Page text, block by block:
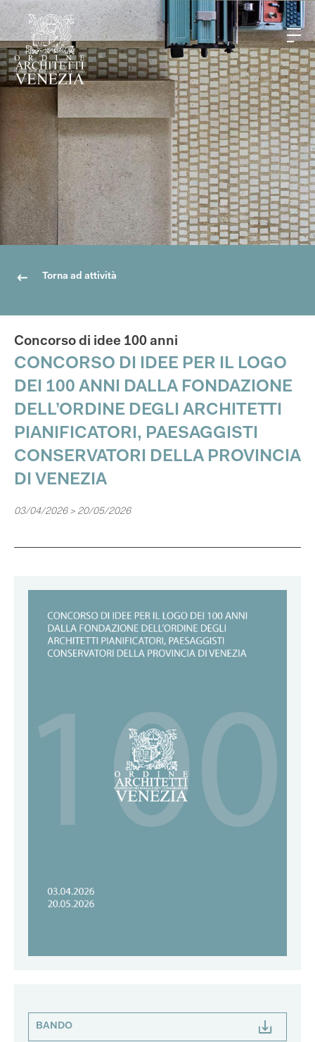
Torna ad attività
Concorso di idee 100 anni
CONCORSO DI IDEE PER IL LOGO
DEI 100 ANNI DALLA FONDAZIONE
DELL’ORDINE DEGLI ARCHITETTI
PIANIFICATORI, PAESAGGISTI
CONSERVATORI DELLA PROVINCIA
DI VENEZIA
03/04/2026 > 20/05/2026
BANDO